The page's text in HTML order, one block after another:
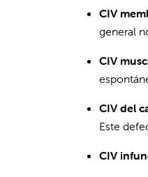
CIV
general
CIV
CIV del
Este
CIV